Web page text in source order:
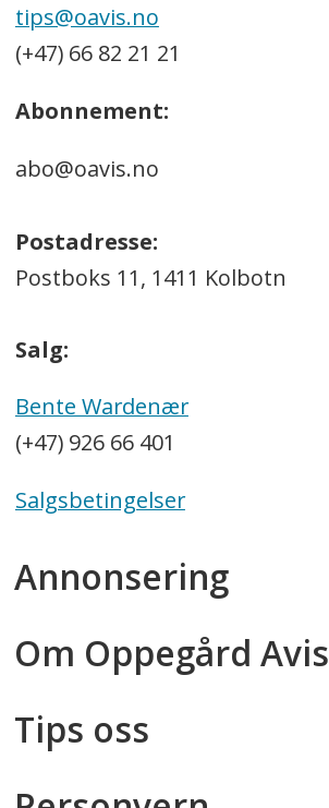
tips@oavis.no
(+47) 66 82 21 21
Abonnement:
abo@oavis.no
Postadresse:
Postboks 11, 1411 Kolbotn
Salg:
Bente Wardenær
(+47) 926 66 401
Salgsbetingelser
Annonsering
Om Oppegård Avis
Tips oss